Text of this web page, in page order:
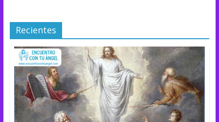
Recientes